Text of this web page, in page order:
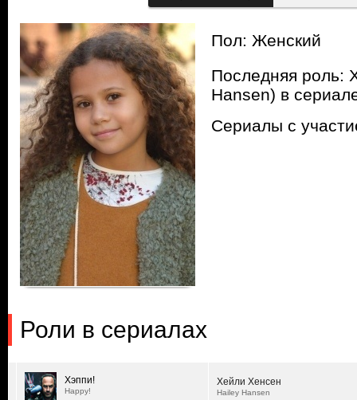
Пол: Женский
Последняя роль:
Hansen) в
Сериалы с
Роли в сериалах
Хэппи!
Happy!
Хейли Хенсен
Hailey Hansen